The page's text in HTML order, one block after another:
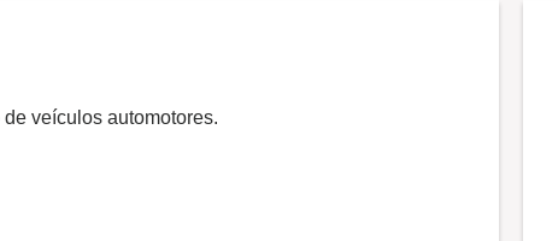
veículos automotores.